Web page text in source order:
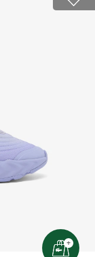
+